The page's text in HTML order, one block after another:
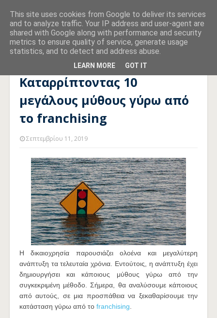
Αρχική σελίδα FRANCHISING
Καταρρίπτοντας 10 μεγάλους
μύθους γύρω από το franchising
Καταρρίπτοντας 10
μεγάλους μύθους γύρω από
το franchising
Σεπτεμβρίου 11, 2019
Η δικαιοχρησία παρουσιάζει ολοένα και μεγαλύτερη
ανάπτυξη τα τελευταία χρόνια. Εντούτοις, η ανάπτυξη έχει
δημιουργήσει και κάποιους μύθους γύρω από την
συγκεκριμένη μέθοδο. Σήμερα, θα αναλύσουμε κάποιους
από αυτούς, σε μια προσπάθεια να ξεκαθαρίσουμε την
κατάσταση γύρω από το franchising
This site uses cookies from Google to deliver its services
and to analyze traffic. Your IP address and user-agent are
shared with Google along with performance and security
metrics to ensure quality of service, generate usage
statistics, and to detect and address abuse.
LEARN MORE GOT IT